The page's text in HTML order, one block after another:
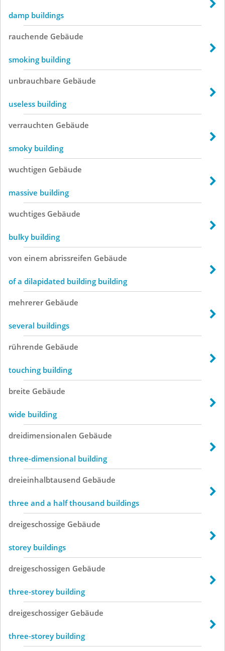
damp buildings
rauchende Gebäude
smoking building
unbrauchbare Gebäude
useless building
verrauchten Gebäude
smoky building
wuchtigen Gebäude
massive building
wuchtiges Gebäude
bulky building
von einem abrissreifen Gebäude
of a dilapidated building building
mehrerer Gebäude
several buildings
rührende Gebäude
touching building
breite Gebäude
wide building
dreidimensionalen Gebäude
three-dimensional building
dreieinhalbtausend Gebäude
three and a half thousand buildings
dreigeschossige Gebäude
storey buildings
dreigeschossigen Gebäude
three-storey building
dreigeschossiger Gebäude
three-storey building